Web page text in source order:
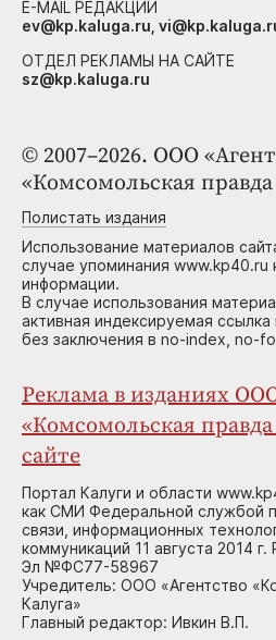
© 2007–2026. ООО
«Комсомольская правда
Полистать издания
Использование материалов
случае упоминания www.kp40.ru
информации.
В случае использования
активная индексируемая
без заключения в no-index, no-
Реклама в изданиях
«Комсомольская
сайте
Портал Калуги и области
как СМИ Федеральной службой
связи, информационных
коммуникаций 11 августа 2014
Эл №ФС77-58967
Учредитель: ООО «Агентство
Калуга»
Главный редактор: Ивкин В.П.
E-MAIL РЕДАКЦИИ
ev@kp.kaluga.ru,
ОТДЕЛ РЕКЛАМЫ НА САЙТЕ
sz@kp.kaluga.ru